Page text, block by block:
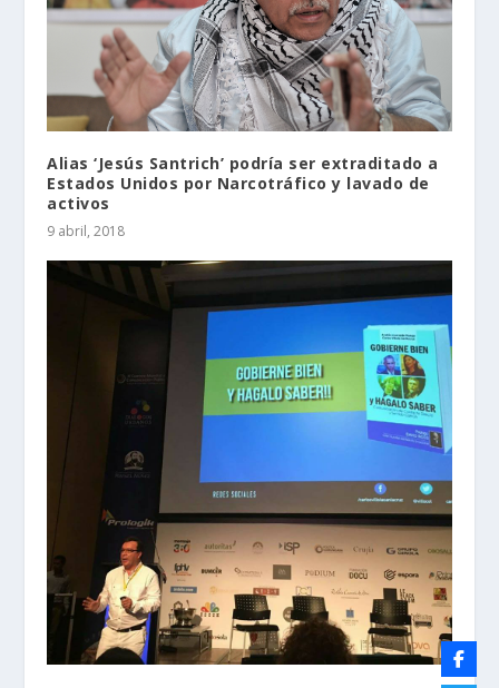
Alias ‘Jesús Santrich’ podría ser extraditado a
Estados Unidos por Narcotráfico y lavado de
activos
9 abril, 2018